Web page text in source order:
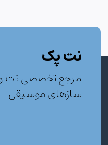
نت پک
مرجع تخصصی نت و
سازهای موسیقی